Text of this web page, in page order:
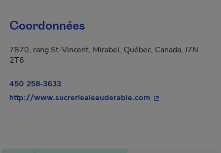
Coordonnées
7870, rang St-Vincent, Mirabel, Québec, Canada, J7N
2T6
450 258-3633
http://www.sucreriealeauderable.com - Cet hyperlien